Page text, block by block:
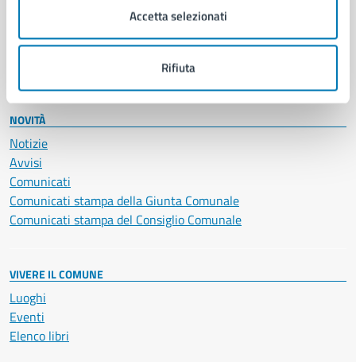
Accetta selezionati
Rifiuta
Salute, benessere e assistenza
Servizi Cimiteriali
NOVITÀ
Notizie
Avvisi
Comunicati
Comunicati stampa della Giunta Comunale
Comunicati stampa del Consiglio Comunale
VIVERE IL COMUNE
Luoghi
Eventi
Elenco libri